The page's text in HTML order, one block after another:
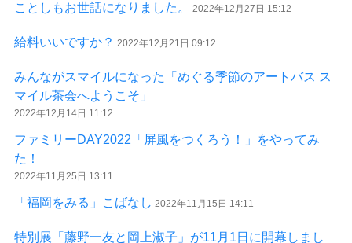
ことしもお世話になりました。 2022年12月27日 15:12
給料いいですか？ 2022年12月21日 09:12
みんながスマイルになった「めぐる季節のアートバス ス
マイル茶会へようこそ」
2022年12月14日 11:12
ファミリーDAY2022「屏風をつくろう！」をやってみ
た！
2022年11月25日 13:11
「福岡をみる」こばなし 2022年11月15日 14:11
特別展「藤野一友と岡上淑子」が11月1日に開幕しまし